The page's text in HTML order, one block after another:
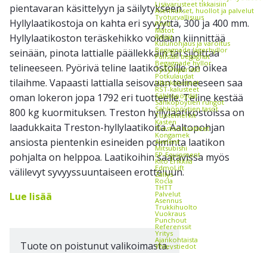
Lisävarusteet tikkaisiin
Asennukset, huollot ja palvelut
Työturvallisuus
Peilit
Matot
Ritilät
Kulunohjaus ja varoitus
Begagnade lagerhyllor
Pallställ begagnat
Begagnade hyllor
Työympäristö
Potkulaudat
Ulkokalusteet
RST-kalusteet
Sähköpöydät
Sähköpöytien rungot
Sähköpöytien tasot
Tuotemerkit
Kasten
Treston tuotteet
Kongamek
Axelent
Mitsubishi
EP-Equipment
Kito Erikkilä
EdmoLift
Zallys
Rocla
THTT
Palvelut
Asennus
Trukkihuolto
Vuokraus
Punchout
Referenssit
Yritys
Ajankohtaista
Yhteystiedot
pientavaran käsittelyyn ja säilytykseen.
Hyllylaatikostoja on kahta eri syvyyttä, 300 ja 400 mm.
Hyllylaatikoston teräskehikko voidaan kiinnittää
seinään, pinota lattialle päällekkäin tai sijoittaa
telineeseen. Pyörivä teline laatikostoille on oikea
tilaihme. Vapaasti lattialla seisovaan telineeseen saa
oman lokeron jopa 1792 eri tuotteelle. Teline kestää
800 kg kuormituksen. Treston hyllylaatikostoissa on
laadukkaita Treston-hyllylaatikoita. Aaltopohjan
ansiosta pientenkin esineiden poiminta laatikon
pohjalta on helppoa. Laatikoihin saatavissa myös
välilevyt syvyyssuuntaiseen erotteluun.
Lue lisää
Tuote on poistunut valikoimasta.